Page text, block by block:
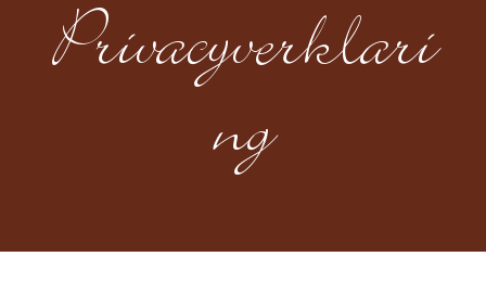
Privacyverklari
ng